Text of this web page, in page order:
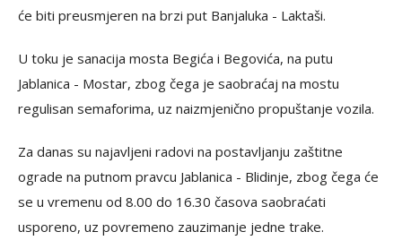
će biti preusmjeren na brzi put Banjaluka - Laktaši.
U toku je sanacija mosta Begića i Begovića, na putu
Jablanica - Mostar, zbog čega je saobraćaj na mostu
regulisan semaforima, uz naizmjenično propuštanje vozila.
Za danas su najavljeni radovi na postavljanju zaštitne
ograde na putnom pravcu Jablanica - Blidinje, zbog čega će
se u vremenu od 8.00 do 16.30 časova saobraćati
usporeno, uz povremeno zauzimanje jedne trake.